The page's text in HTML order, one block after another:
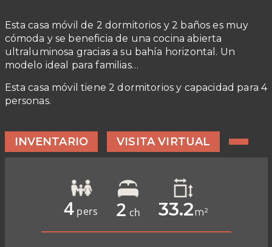
Esta casa móvil de 2 dormitorios y 2 baños es muy
cómoda y se beneficia de una cocina abierta
ultraluminosa gracias a su bahía horizontal. Un
modelo ideal para familias…
Esta casa móvil tiene 2 dormitorios y capacidad para 4
personas.
INVENTARIO VISITA VIRTUAL
4 pers 2 ch 33.2m²